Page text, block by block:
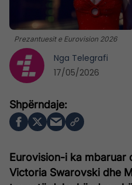
Prezantuesit e Eurovision 2026
Eurovision-i ka mbaruar
Victoria Swarovski dhe
Nga Telegrafi
17/05/2026